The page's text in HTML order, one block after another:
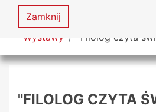
Zamknij
MENU
Tutaj jesteś
Wystawy "Filolog czyta
"FILOLOG CZYTA